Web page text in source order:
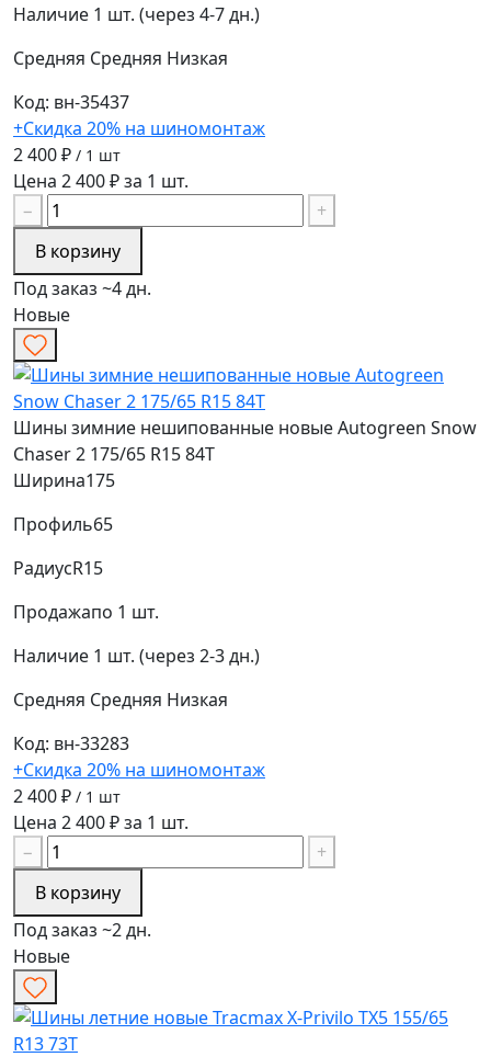
Наличие 1 шт. (через 4-7 дн.)
Средняя Средняя Низкая
Код: вн-35437
+Скидка 20% на шиномонтаж
2 400 ₽ / 1 шт
Цена 2 400 ₽ за 1 шт.
−
+
В корзину
Под заказ ~4 дн.
Новые
Шины зимние нешипованные новые Autogreen Snow
Chaser 2 175/65 R15 84T
Ширина175
Профиль65
РадиусR15
Продажапо 1 шт.
Наличие 1 шт. (через 2-3 дн.)
Средняя Средняя Низкая
Код: вн-33283
+Скидка 20% на шиномонтаж
2 400 ₽ / 1 шт
Цена 2 400 ₽ за 1 шт.
−
+
В корзину
Под заказ ~2 дн.
Новые